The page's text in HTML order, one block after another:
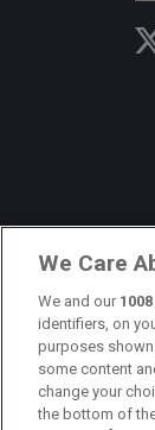
We Care
We and our 1008
identifiers, on
purposes
some content
change your
the bottom of